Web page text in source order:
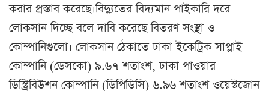
করার প্রস্তাব করেছে।বিদ্যুতের বিদ্যমান পাইকারি দরে
লোকসান দিচ্ছে বলে দাবি করেছে বিতরণ সংস্থা ও
কোম্পানিগুলো। লোকসান ঠেকাতে ঢাকা ইকেট্রিক সাপ্লাই
কোম্পানি (ডেসকো) ৯.৬৭ শতাংশ, ঢাকা পাওয়ার
ডিস্ট্রিবিউশন কোম্পানি (ডিপিডিসি) ৬.৯৬ শতাংশ ওয়েস্টজোন